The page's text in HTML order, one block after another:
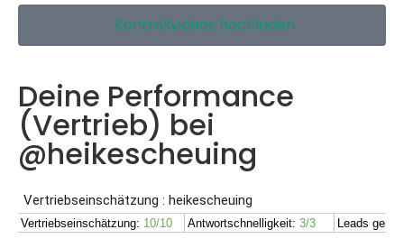
Kontrollvideos hochladen
Deine Performance
(Vertrieb) bei
@heikescheuing